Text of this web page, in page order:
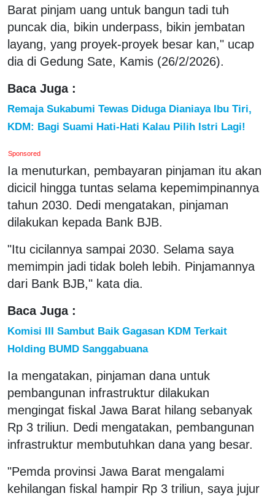
Barat pinjam uang untuk bangun tadi tuh
puncak dia, bikin underpass, bikin jembatan
layang, yang proyek-proyek besar kan," ucap
dia di Gedung Sate, Kamis (26/2/2026).
Baca Juga :
Remaja Sukabumi Tewas Diduga Dianiaya Ibu Tiri,
KDM: Bagi Suami Hati-Hati Kalau Pilih Istri Lagi!
Sponsored
Ia menuturkan, pembayaran pinjaman itu akan
dicicil hingga tuntas selama kepemimpinannya
tahun 2030. Dedi mengatakan, pinjaman
dilakukan kepada Bank BJB.
"Itu cicilannya sampai 2030. Selama saya
memimpin jadi tidak boleh lebih. Pinjamannya
dari Bank BJB," kata dia.
Baca Juga :
Komisi III Sambut Baik Gagasan KDM Terkait
Holding BUMD Sanggabuana
Ia mengatakan, pinjaman dana untuk
pembangunan infrastruktur dilakukan
mengingat fiskal Jawa Barat hilang sebanyak
Rp 3 triliun. Dedi mengatakan, pembangunan
infrastruktur membutuhkan dana yang besar.
"Pemda provinsi Jawa Barat mengalami
kehilangan fiskal hampir Rp 3 triliun, saya jujur